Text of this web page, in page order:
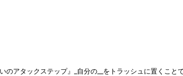
アタックステップ』_自分の__をトラッシュに置くこ